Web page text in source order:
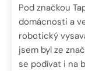
Pod značkou
domácnosti a
robotický
jsem byl ze
se podívat i na